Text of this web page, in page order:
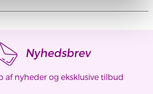
Nyhedsbrev
af nyheder og eksklusive tilbud